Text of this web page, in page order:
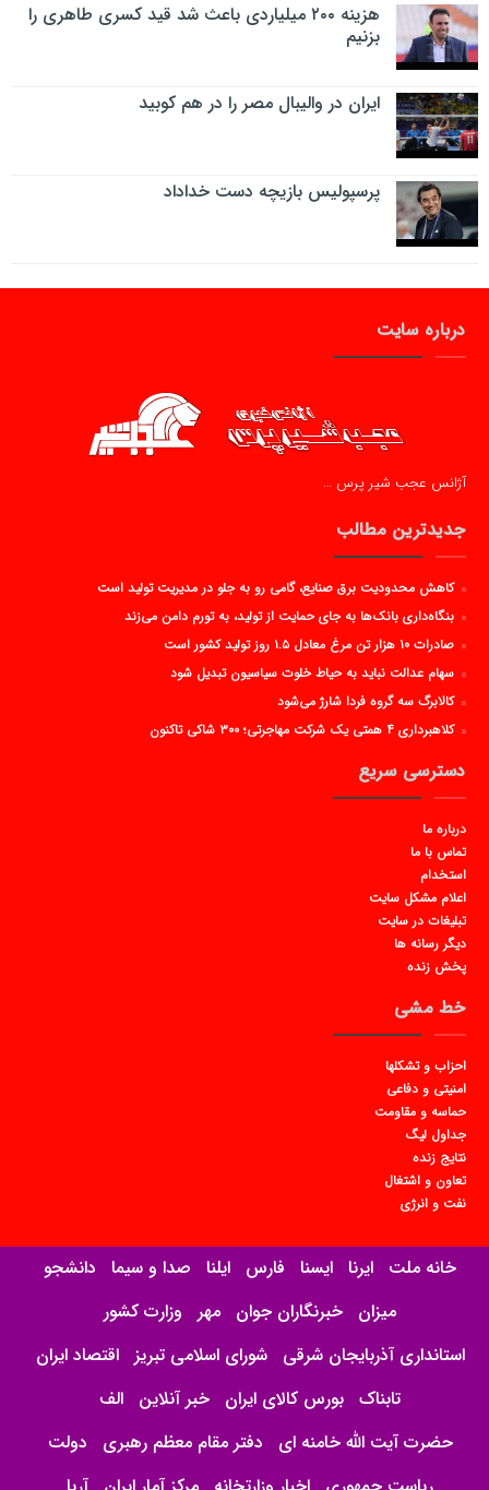
هزینه ۲۰۰ میلیاردی باعث شد قید کسری طاهری را
بزنیم
ایران در والیبال مصر را در هم کوبید
پرسپولیس بازیچه دست خداداد
درباره سایت
آژانس عجب شیر پرس …
جدیدترین مطالب
کاهش محدودیت برق صنایع، گامی رو به جلو در مدیریت تولید است
بنگاه‌داری بانک‌ها به جای حمایت از تولید، به تورم دامن می‌زند
صادرات ۱۰ هزار تن مرغ معادل ۱.۵ روز تولید کشور است
سهام عدالت نباید به حیاط خلوت سیاسیون تبدیل شود
کالابرگ سه گروه فردا شارژ می‌شود
کلاهبرداری ۴ همتی یک شرکت مهاجرتی؛ ۳۰۰ شاکی تاکنون
دسترسی سریع
درباره ما
تماس با ما
استخدام
اعلام مشکل سایت
تبلیغات در سایت
دیگر رسانه ها
پخش زنده
خط مشی
احزاب و تشکلها
امنیتی و دفاعی
حماسه و مقاومت
جداول لیگ
نتایج زنده
تعاون و اشتغال
نفت و انرژی
خانه ملت ایرنا ایسنا فارس ایلنا صدا و سیما دانشجو
میزان خبرنگاران جوان مهر وزارت کشور
استانداری آذربایجان شرقی
شورای اسلامی تبریز اقتصاد ایران
تابناک بورس کالای ایران خبر آنلاین الف
حضرت آیت الله خامنه ای
دفتر مقام معظم رهبری
دولت